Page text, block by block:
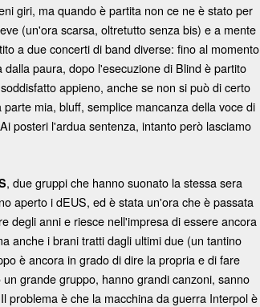
giri, ma quando è partita non ce ne è stato per
(un'ora scarsa, oltretutto senza bis) e a mente
a due concerti di band diverse: fino al momento
paura, dopo l'esecuzione di Blind è partito
appieno, anche se non si può di certo
mia, bluff, semplice mancanza della voce di
posteri l'ardua sentenza, intanto però lasciamo
, due gruppi che hanno suonato la stessa sera
aperto i dEUS, ed è stata un'ora che è passata
degli anni e riesce nell'impresa di essere ancora
anche i brani tratti dagli ultimi due (un tantino
è ancora in grado di dire la propria e di fare
grande gruppo, hanno grandi canzoni, sanno
problema è che la macchina da guerra Interpol è